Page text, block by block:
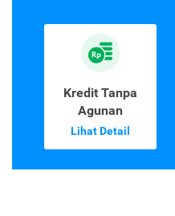
Kredit Tanpa
Agunan
Lihat Detail